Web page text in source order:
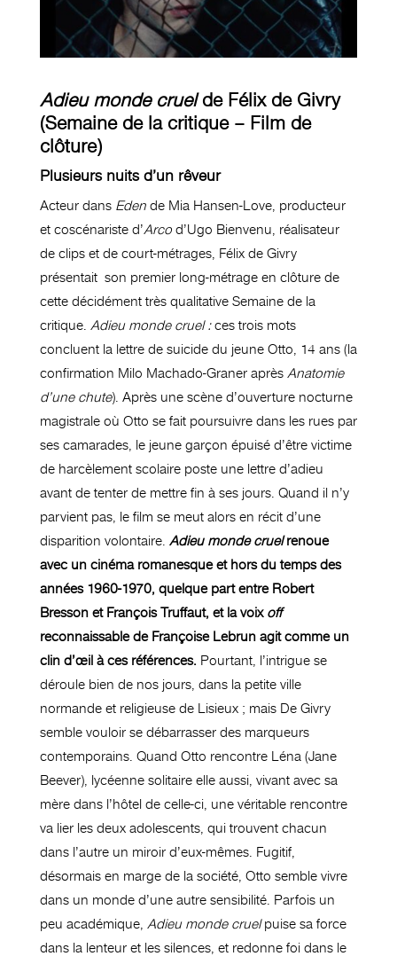
Adieu monde cruelde Félix de Givry
(Semaine de la critique – Film de
clôture)
Plusieurs nuits d’un rêveur
Acteur dans Eden de Mia Hansen-Love, producteur
et coscénariste d’Arco d’Ugo Bienvenu, réalisateur
de clips et de court-métrages, Félix de Givry
présentait son premier long-métrage en clôture de
cette décidément très qualitative Semaine de la
critique. Adieu monde cruel :ces trois mots
concluent la lettre de suicide du jeune Otto, 14 ans (la
confirmation Milo Machado-Graner après Anatomie
d’une chute). Après une scène d’ouverture nocturne
magistrale où Otto se fait poursuivre dans les rues par
ses camarades, le jeune garçon épuisé d’être victime
de harcèlement scolaire poste une lettre d’adieu
avant de tenter de mettre fin à ses jours. Quand il n’y
parvient pas, le film se meut alors en récit d’une
disparition volontaire. Adieu monde cruelrenoue
avec un cinéma romanesque et hors du temps des
années 1960-1970, quelque part entre Robert
Bresson et François Truffaut, et la voix off
reconnaissable de Françoise Lebrun agit comme un
clin d’œil à ces références. Pourtant, l’intrigue se
déroule bien de nos jours, dans la petite ville
normande et religieuse de Lisieux ; mais De Givry
semble vouloir se débarrasser des marqueurs
contemporains. Quand Otto rencontre Léna (Jane
Beever), lycéenne solitaire elle aussi, vivant avec sa
mère dans l’hôtel de celle-ci, une véritable rencontre
va lier les deux adolescents, qui trouvent chacun
dans l’autre un miroir d’eux-mêmes. Fugitif,
désormais en marge de la société, Otto semble vivre
dans un monde d’une autre sensibilité. Parfois un
peu académique, Adieu monde cruelpuise sa force
dans la lenteur et les silences, et redonne foi dans le